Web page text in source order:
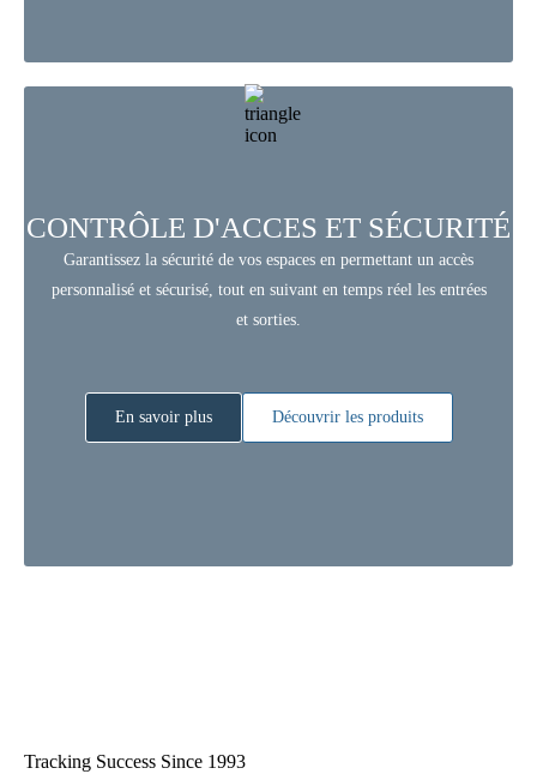
CONTRÔLE D'ACCES ET SÉCURITÉ
Garantissez la sécurité de vos espaces en permettant un accès
personnalisé et sécurisé, tout en suivant en temps réel les entrées
et sorties.
En savoir plus Découvrir les produits
Tracking Success Since 1993